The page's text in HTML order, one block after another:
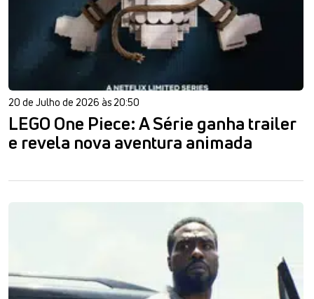
20 de Julho de 2026 às 20:50
LEGO One Piece: A Série ganha trailer
e revela nova aventura animada